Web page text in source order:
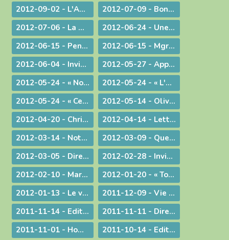
2012-09-02 - L'Amour de l'Eglise !
2012-07-09 - Bonne Route !
2012-07-06 - La miséricorde et le ministère du prêtre
2012-06-24 - Une vie donnée pour le Christ
2012-06-15 - Pentecôte 2012 : La fête d'une famille aux nombreux enfants !
2012-06-15 - Mgr Pascal Roland, Évêque de Belley-Ars : Message de Mgr Guy Bagnard aux diocésains de Belley-Ars
2012-06-04 - Invitation à l'Assemblée Générale de l'Association Diocésaine
2012-05-27 - Appelés à vivre l'Aujourd'hui de Dieu !
2012-05-24 - « Nous voulons vivre, développer et transmettre ce message chrétien ! »
2012-05-24 - « L'Esprit-Saint vous sera donné en plénitude. »
2012-05-24 - « Ce n'est pas le fait d'être évêque qui m'a rendu heureux, c'est le fait d'avoir donné ma vie »
2012-05-14 - Olivier de Coat, nouveau Directeur diocésain de l'Enseignement Catholique
2012-04-20 - Christ est ressuscité !
2012-04-14 - Lettre aux prêtres du diocèse
2012-03-14 - Note complémentaire à propos des élections
2012-03-09 - Quelle vision de l'homme ?
2012-03-05 - Directives diocésaines sur les intentions et offrandes de Messes
2012-02-28 - Invitation à la journée du sacerdoce et à la Messe Chrismale
2012-02-10 - Marcher pour la Vie
2012-01-20 - « Tous, nous serons transformés par la Victoire de notre Seigneur Jésus Christ. »
2012-01-13 - Le visage humain de Dieu
2011-12-09 - Vie privée ?
2011-11-14 - Edito : Mgr Bagnard revient sur le cinquantenaire de Vatican II
2011-11-11 - Dire et ne pas faire
2011-11-01 - Homélie pour la Toussaint
2011-10-14 - Edito : Vive la fa­mille !